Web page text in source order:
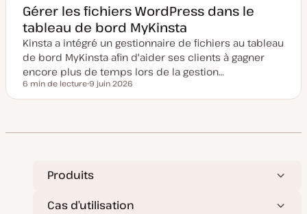
e
m
i
s
e
à
j
o
u
r
Gérer les fichiers WordPress dans le
tableau de bord MyKinsta
Kinsta a intégré un gestionnaire de fichiers au tableau
de bord MyKinsta afin d'aider ses clients à gagner
encore plus de temps lors de la gestion…
Temps de lecture
6 min de lecture
a
e
e
à
u
9 juin 2026
Produits
Cas d’utilisation